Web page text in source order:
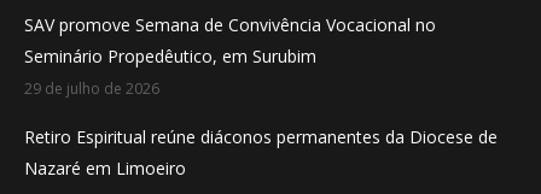
SAV promove Semana de Convivência Vocacional no
Seminário Propedêutico, em Surubim
29 de julho de 2026
Retiro Espiritual reúne diáconos permanentes da Diocese de
Nazaré em Limoeiro